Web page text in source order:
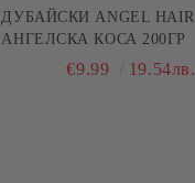
ДУБАЙСКИ ANGEL HAIR
АНГЕЛСКА КОСА 200ГР
€9.99 19.54лв.